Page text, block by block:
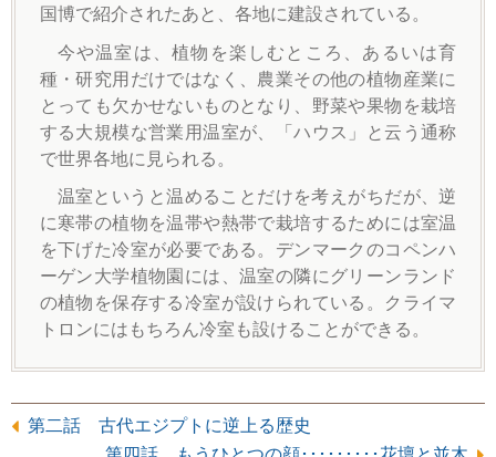
国博で紹介されたあと、各地に建設されている。
今や温室は、植物を楽しむところ、あるいは育
種・研究用だけではなく、農業その他の植物産業に
とっても欠かせないものとなり、野菜や果物を栽培
する大規模な営業用温室が、「ハウス」と云う通称
で世界各地に見られる。
温室というと温めることだけを考えがちだが、逆
に寒帯の植物を温帯や熱帯で栽培するためには室温
を下げた冷室が必要である。デンマークのコペンハ
ーゲン大学植物園には、温室の隣にグリーンランド
の植物を保存する冷室が設けられている。クライマ
トロンにはもちろん冷室も設けることができる。
第二話 古代エジプトに逆上る歴史